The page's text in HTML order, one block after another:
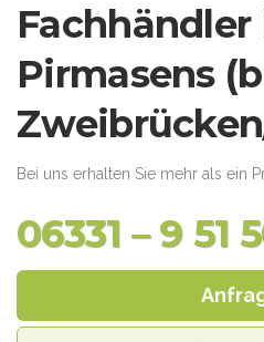
Fachhändler
Pirmasens
Bei uns erhalten Sie mehr als ein
06331 – 9 51